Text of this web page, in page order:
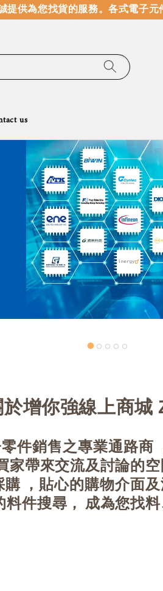
為您找貨的服務。各式電子元件現
us
於增你強線上商城
件銷售之專業通路商
家帶來交流及討論的空
購 ，貼心的購物介面
件搜尋， 成為您找